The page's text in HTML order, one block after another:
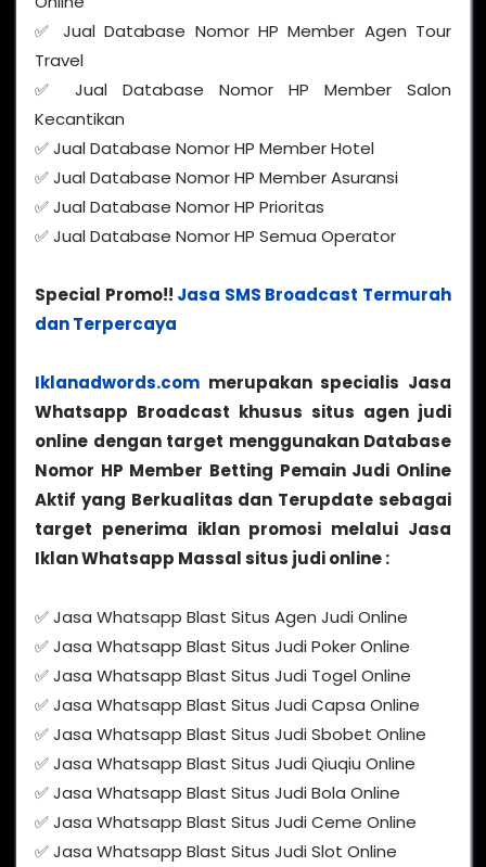
✅ Jual Database Nomor HP Member Agen Tour
Travel
✅ Jual Database Nomor HP Member Salon
Kecantikan
✅ Jual Database Nomor HP Member Hotel
✅ Jual Database Nomor HP Member Asuransi
✅ Jual Database Nomor HP Prioritas
✅ Jual Database Nomor HP Semua Operator
Special Promo!! Jasa SMS Broadcast Termurah
dan Terpercaya
Iklanadwords.com merupakan specialis Jasa
Whatsapp Broadcast khusus situs agen judi
online dengan target menggunakan Database
Nomor HP Member Betting Pemain Judi Online
Aktif yang Berkualitas dan Terupdate sebagai
target penerima iklan promosi melalui Jasa
Iklan Whatsapp Massal situs judi online :
✅ Jasa Whatsapp Blast Situs Agen Judi Online
✅ Jasa Whatsapp Blast Situs Judi Poker Online
✅ Jasa Whatsapp Blast Situs Judi Togel Online
✅ Jasa Whatsapp Blast Situs Judi Capsa Online
✅ Jasa Whatsapp Blast Situs Judi Sbobet Online
✅ Jasa Whatsapp Blast Situs Judi Qiuqiu Online
✅ Jasa Whatsapp Blast Situs Judi Bola Online
✅ Jasa Whatsapp Blast Situs Judi Ceme Online
✅ Jasa Whatsapp Blast Situs Judi Slot Online